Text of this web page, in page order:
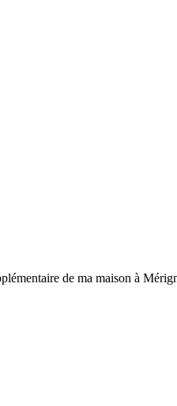
de ma maison à